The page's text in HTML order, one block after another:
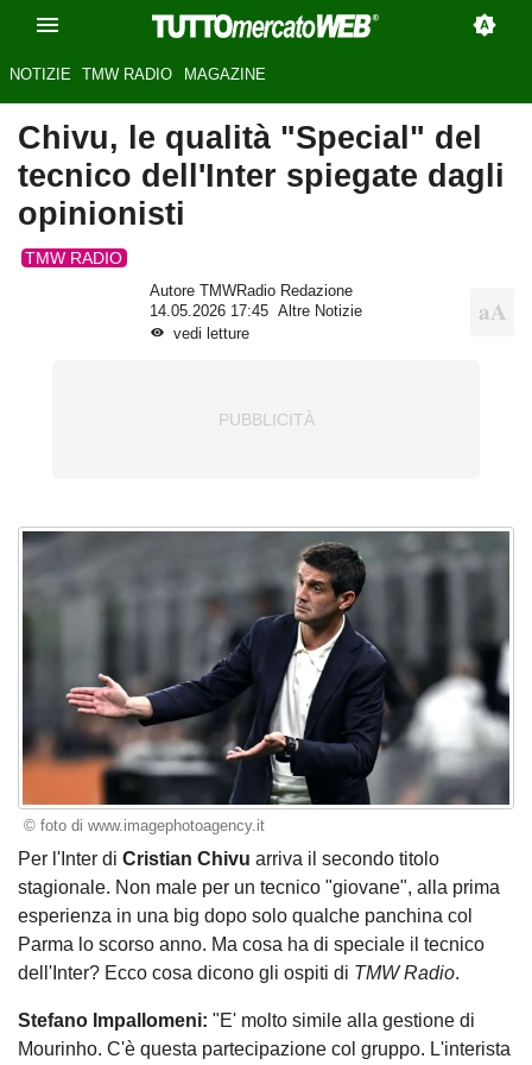
NOTIZIE TMW RADIO MAGAZINE
Chivu, le qualità "Special" del
tecnico dell'Inter spiegate dagli
opinionisti
TMW RADIO
Autore TMWRadio Redazione
14.05.2026 17:45
Altre Notizie
vedi letture
© foto di www.imagephotoagency.it
Per l'Inter di Cristian Chivu arriva il secondo titolo
stagionale. Non male per un tecnico "giovane", alla prima
esperienza in una big dopo solo qualche panchina col
Parma lo scorso anno. Ma cosa ha di speciale il tecnico
dell'Inter? Ecco cosa dicono gli ospiti di TMW Radio.
Stefano Impallomeni: "E' molto simile alla gestione di
Mourinho. C'è questa partecipazione col gruppo. L'interista